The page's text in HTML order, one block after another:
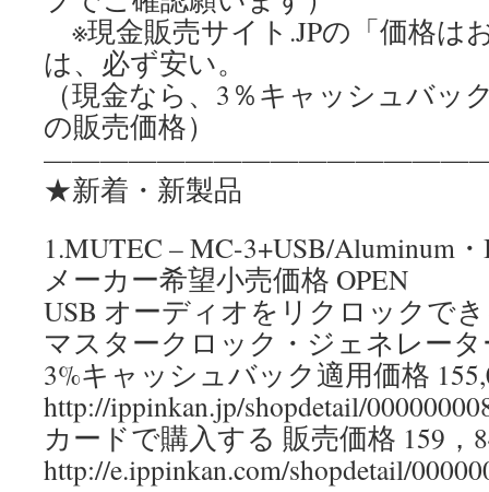
※現金販売サイト.JPの「価格は
は、必ず安い。
（現金なら、3％キャッシュバッ
の販売価格）
★新着・新製品
1.MUTEC – MC-3+USB/Aluminum
メーカー希望小売価格 OPEN
USB オーディオをリクロックで
マスタークロック・ジェネレー
3%キャッシュバック適用価格
http://ippinkan.jp/shopdetail/
カードで購入する 販売価格 159，
http://e.ippinkan.com/shopdetail/